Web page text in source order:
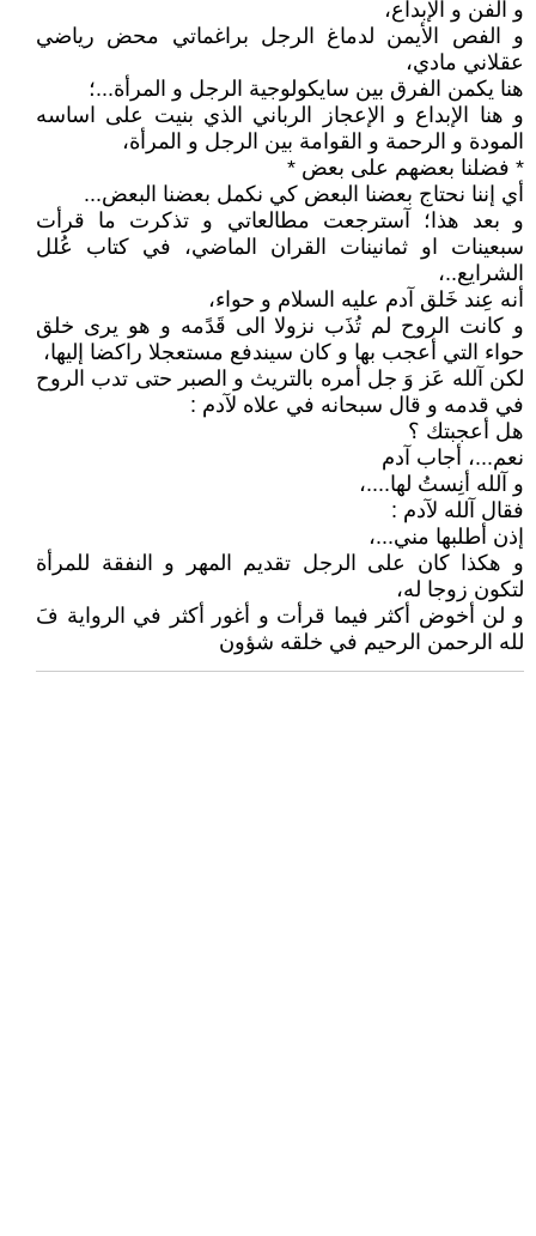
و الفن و الإبداع،
و الفص الأيمن لدماغ الرجل براغماتي محض رياضي
عقلاني مادي،
هنا يكمن الفرق بين سايكولوجية الرجل و المرأة...؛
و هنا الإبداع و الإعجاز الرباني الذي بنيت على اساسه
المودة و الرحمة و القوامة بين الرجل و المرأة،
* فضلنا بعضهم على بعض *
أي إننا نحتاج بعضنا البعض كي نكمل بعضنا البعض...
و بعد هذا؛ آسترجعت مطالعاتي و تذكرت ما قرأت
سبعينات او ثمانينات القران الماضي، في كتاب عُلل
الشرايع..،
أنه عِند خَلق آدم عليه السلام و حواء،
و كانت الروح لم تُذَب نزولا الى قَدًمه و هو يرى خلق
حواء التي أعجب بها و كان سيندفع مستعجلا راكضا إليها،
لكن آلله عَز وَ جل أمره بالتريث و الصبر حتى تدب الروح
في قدمه و قال سبحانه في علاه لآدم :
هل أعجبتك ؟
نعم...، أجاب آدم
و آلله أنِستُ لها....،
فقال آلله لآدم :
إذن أطلبها مني...،
و هكذا كان على الرجل تقديم المهر و النفقة للمرأة
لتكون زوجا له،
و لن أخوض أكثر فيما قرأت و أغور أكثر في الرواية فَ
لله الرحمن الرحيم في خلقه شؤون